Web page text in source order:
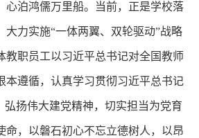
心泊鸿儒万里船。当前，正是学校落
大力实施“一体两翼、双轮驱动”战略
教职员工以习近平总书记对全国教师
本遵循，认真学习贯彻习近平总书记
弘扬伟大建党精神，切实担当为党育
命，以磐石初心不忘立德树人，以昂